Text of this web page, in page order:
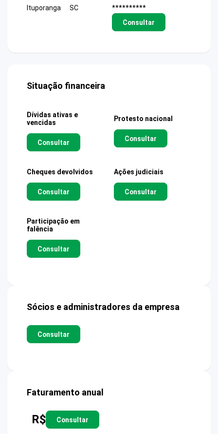
Ituporanga
SC
**********
Consultar
Situação financeira
Dívidas ativas e
vencidas
Consultar
Protesto nacional
Consultar
Cheques devolvidos
Consultar
Ações judiciais
Consultar
Participação em
falência
Consultar
Sócios e administradores da empresa
Consultar
Faturamento anual
R$ Consultar